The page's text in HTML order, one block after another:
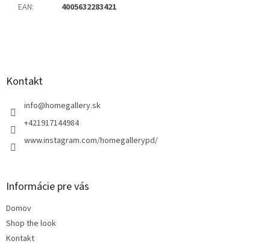
EAN: 4005632283421
Kontakt
info@homegallery.sk
+421917144984
www.instagram.com/homegallerypd/
Informácie pre vás
Domov
Shop the look
Kontakt